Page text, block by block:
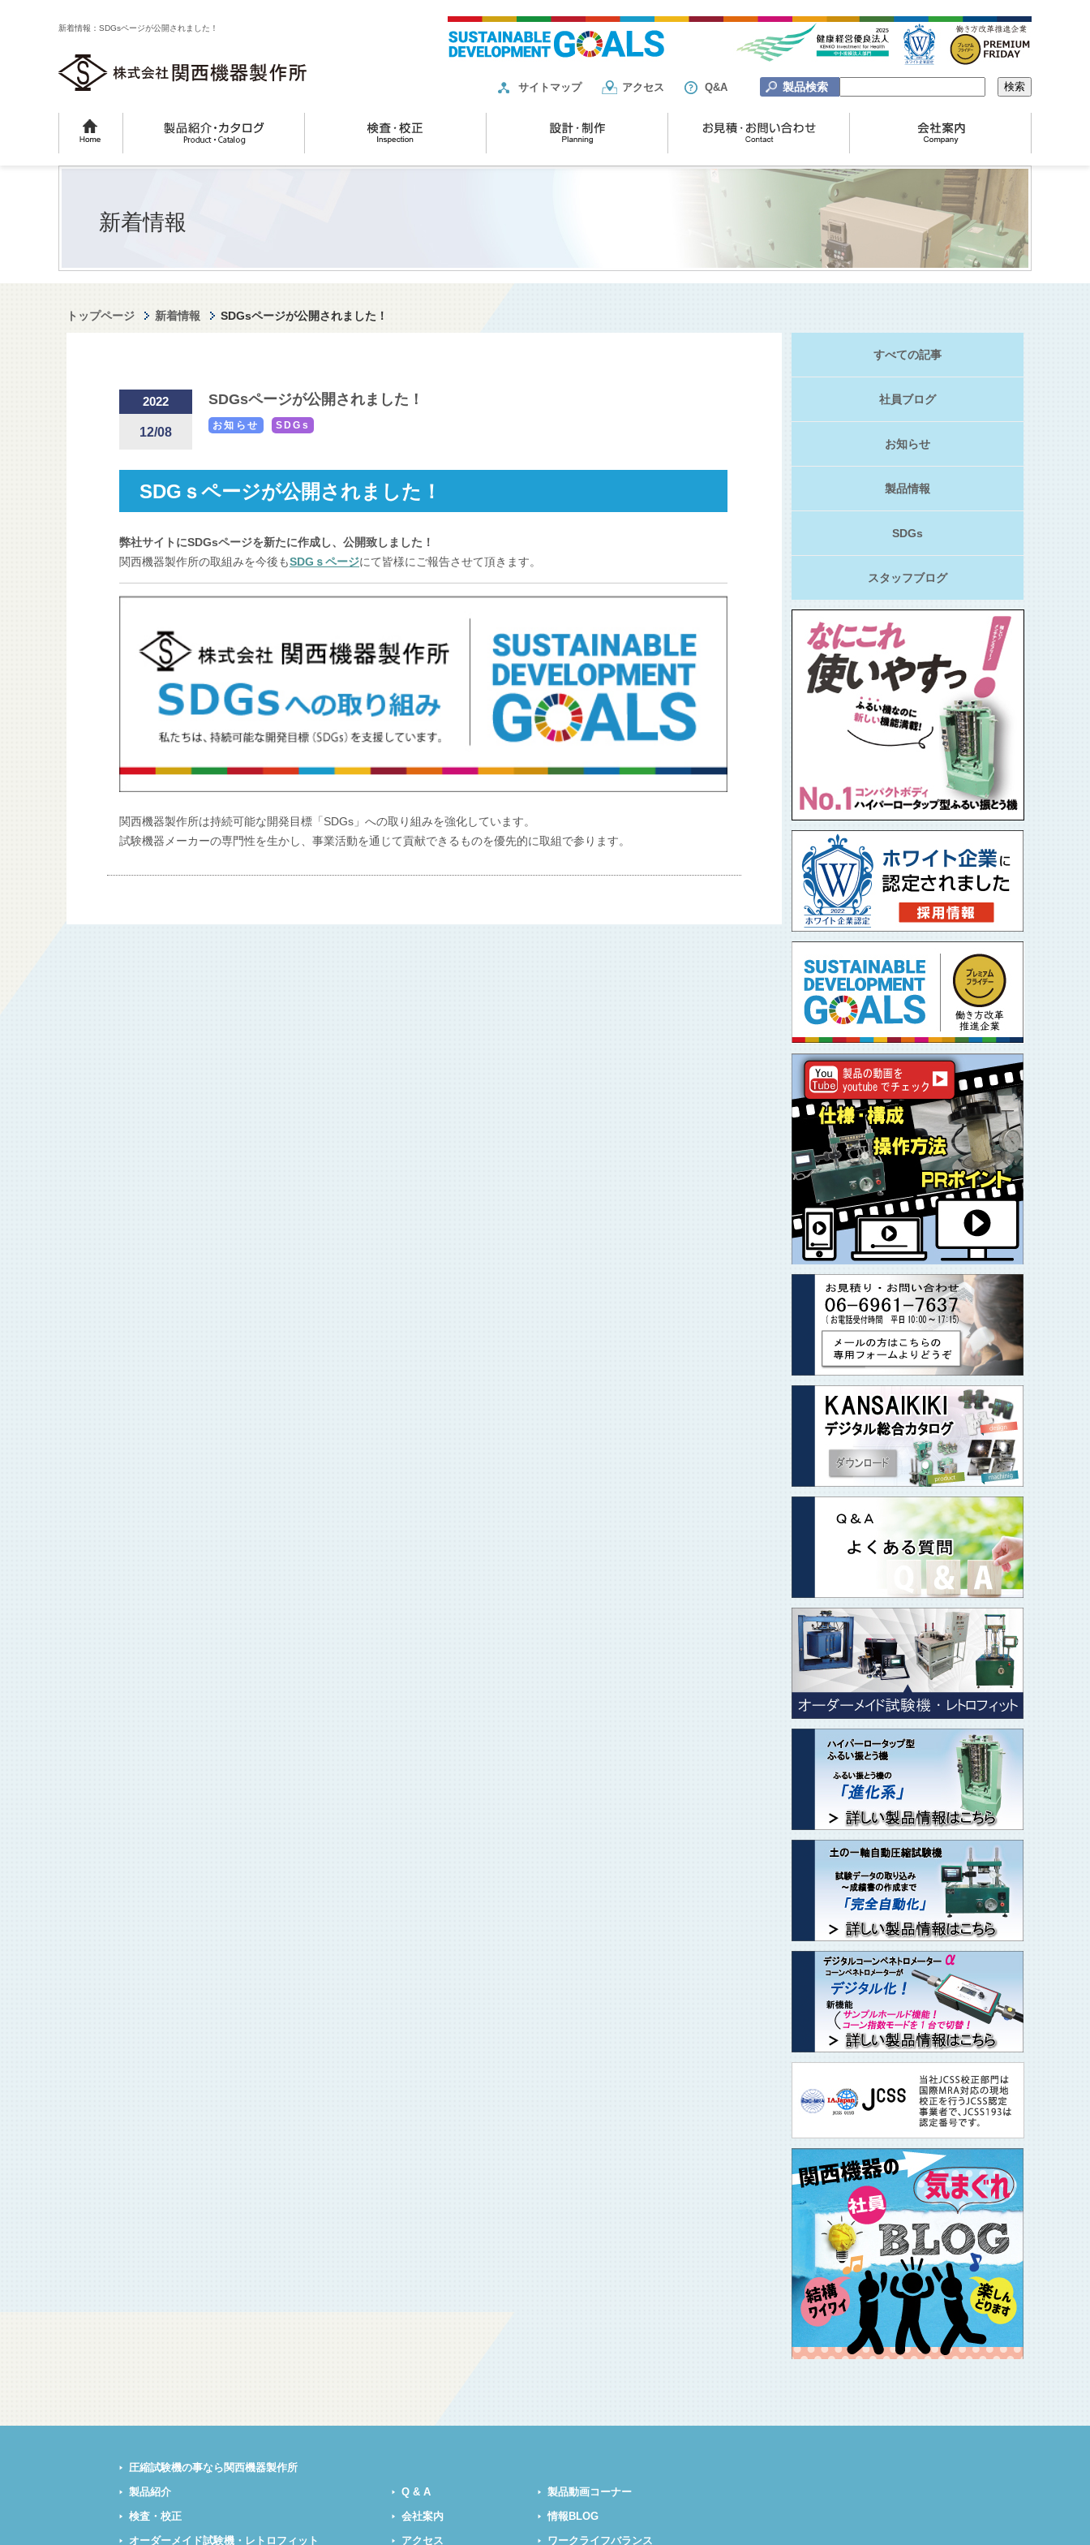
新着情報：SDGsページが公開されました！
サイトマップ アクセス Q&A 製品検索
新着情報
トップページ 新着情報 SDGsページが公開されました！
2022
12/08
SDGsページが公開されました！
お知らせ SDGs
SDGｓページが公開されました！
弊社サイトにSDGsページを新たに作成し、公開致しました！
関西機器製作所の取組みを今後もSDGｓページにて皆様にご報告させて頂きます。
関西機器製作所は持続可能な開発目標「SDGs」への取り組みを強化しています。
試験機器メーカーの専門性を生かし、事業活動を通じて貢献できるものを優先的に取組で参ります。
すべての記事
社員ブログ
お知らせ
製品情報
SDGs
スタッフブログ
圧縮試験機の事なら関西機器製作所
製品紹介
検査・校正
オーダーメイド試験機・レトロフィット
Q & A
会社案内
アクセス
製品動画コーナー
情報BLOG
ワークライフバランス